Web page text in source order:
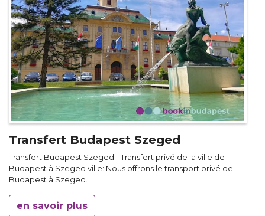
Transfert Budapest Szeged
Transfert Budapest Szeged - Transfert privé de la ville de
Budapest à Szeged ville: Nous offrons le transport privé de
Budapest à Szeged.
en savoir plus